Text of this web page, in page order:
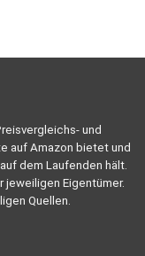
und
auf Amazon bietet und
dem Laufenden hält.
jeweiligen Eigentümer.
Quellen.